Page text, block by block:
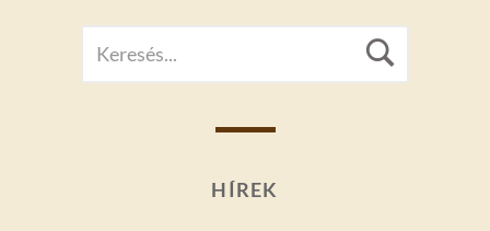
FOR:
HÍREK